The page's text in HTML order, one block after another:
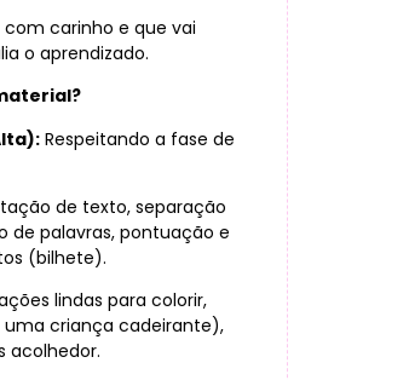
carinho e que vai
o aprendizado.
Respeitando a fase de
de texto, separação
de palavras, pontuação e
(bilhete).
lindas para colorir,
criança cadeirante),
acolhedor.